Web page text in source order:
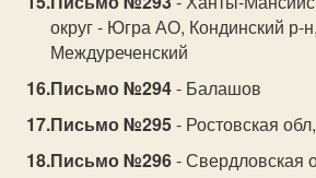
округ - Югра АО, Кондинский р-
Междуреченский
Письмо №294- Балашов
Письмо №295- Ростовская
Письмо №296- Свердловская